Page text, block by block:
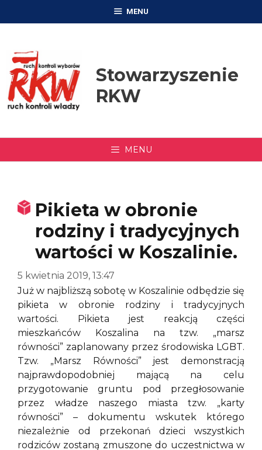
MENU
Stowarzyszenie
RKW
MENU
Pikieta w obronie
rodziny i tradycyjnych
wartości w Koszalinie.
5 kwietnia 2019, 13:47
Już w najbliższą sobotę w Koszalinie odbędzie się
pikieta w obronie rodziny i tradycyjnych
wartości. Pikieta jest reakcją części
mieszkańców Koszalina na tzw. „marsz
równości” zaplanowany przez środowiska LGBT.
Tzw. „Marsz Równości” jest demonstracją
najprawdopodobniej mającą na celu
przygotowanie gruntu pod przegłosowanie
przez władze naszego miasta tzw. „karty
równości” – dokumentu wskutek którego
niezależnie od przekonań dzieci wszystkich
rodziców zostaną zmuszone do uczestnictwa w